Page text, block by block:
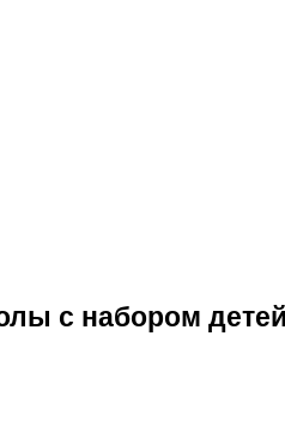
с набором детей